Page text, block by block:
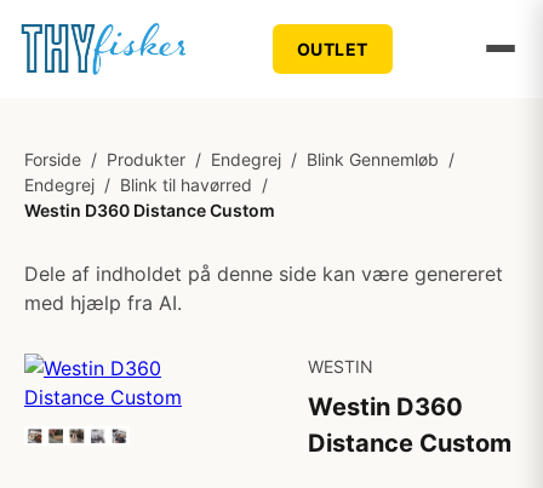
OUTLET
Forside / Produkter / Endegrej / Blink Gennemløb /
Endegrej / Blink til havørred /
Westin D360 Distance Custom
Dele af indholdet på denne side kan være genereret
med hjælp fra AI.
WESTIN
Westin D360
Distance Custom